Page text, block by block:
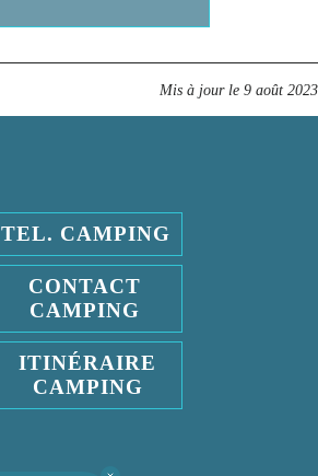
Mis à jour le 9 août 2023
TEL. CAMPING
CONTACT
CAMPING
ITINÉRAIRE
CAMPING